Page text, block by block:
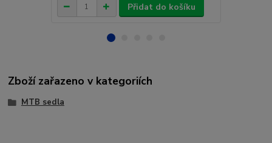
Přidat do košíku
Zboží zařazeno v kategoriích
MTB sedla